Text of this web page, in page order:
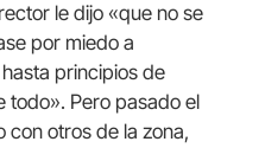
le dijo «que no se
por miedo a
principios de
todo». Pero pasado el
con otros de la zona,